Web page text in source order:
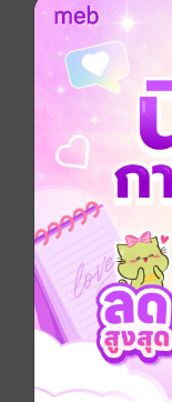
ความคิดของแต่
บัดนี้ ‘หกเจ้าหญิ
รวมตัวกัน
คู่หูที่แข็งแกร่ง
ยอดศึกสืบทอดต
หนังสือแปล
ผจญภัย